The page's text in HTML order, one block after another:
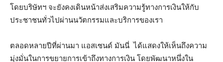
โดยบริษัทฯ จะยังคงเดินหน้าส่งเสริมความรู้ทางการเงินให้กับ
ประชาชนทั่วไปผ่านนวัตกรรมและบริการของเรา
ตลอดหลายปีที่ผ่านมา แอสเซนด์ มันนี่ ได้แสดงให้เห็นถึงความ
มุ่งมั่นในการขยายการเข้าถึงทางการเงิน โดยพัฒนาหนึ่งใน